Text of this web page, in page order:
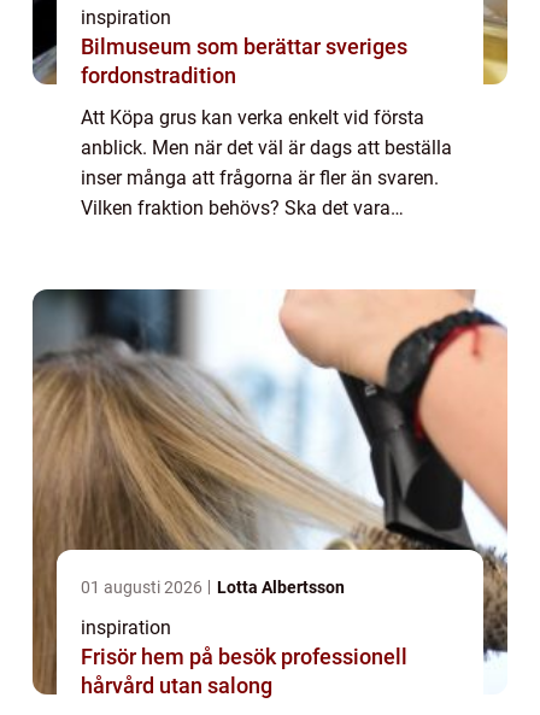
inspiration
Bilmuseum som berättar sveriges
fordonstradition
Att Köpa grus kan verka enkelt vid första
anblick. Men när det väl är dags att beställa
inser många att frågorna är fler än svaren.
Vilken fraktion behövs? Ska det vara
01 augusti 2026 Lotta Albertsson
inspiration
Frisör hem på besök professionell
hårvård utan salong